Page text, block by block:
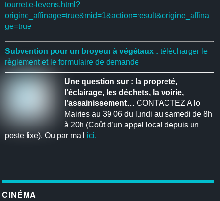
tourrette-levens.html?
origine_affinage=true&mid=1&action=result&origine_affina
ge=true
Subvention pour un broyeur à végétaux : télécharger le
règlement et le formulaire de demande
Une question sur : la propreté,
l’éclairage, les déchets, la voirie,
l’assainissement… CONTACTEZ Allo
Mairies au 39 06 du lundi au samedi de 8h
à 20h (Coût d’un appel local depuis un
poste fixe). Ou par mail ici.
CINÉMA